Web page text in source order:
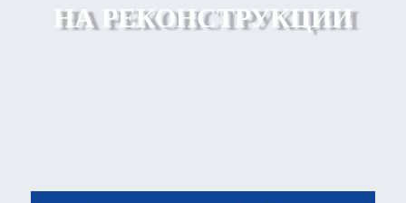
НА РЕКОНСТРУКЦИИ